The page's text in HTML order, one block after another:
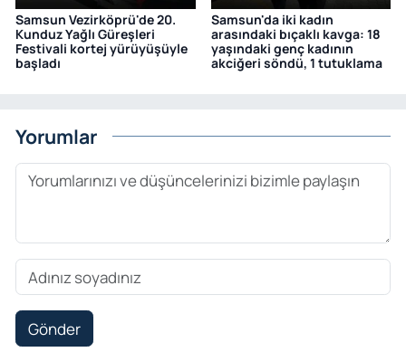
Samsun Vezirköprü'de 20.
Kunduz Yağlı Güreşleri
Festivali kortej yürüyüşüyle
başladı
Samsun'da iki kadın
arasındaki bıçaklı kavga: 18
yaşındaki genç kadının
akciğeri söndü, 1 tutuklama
Yorumlar
Gönder